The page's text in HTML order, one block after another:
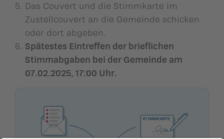
Das Couvert und die Stimmkarte im
Zustellcouvert an die Gemeinde schicken
oder dort abgeben.
Spätestes Eintreffen der brieflichen
Stimmabgaben bei der Gemeinde am
07.02.2025, 17:00 Uhr.